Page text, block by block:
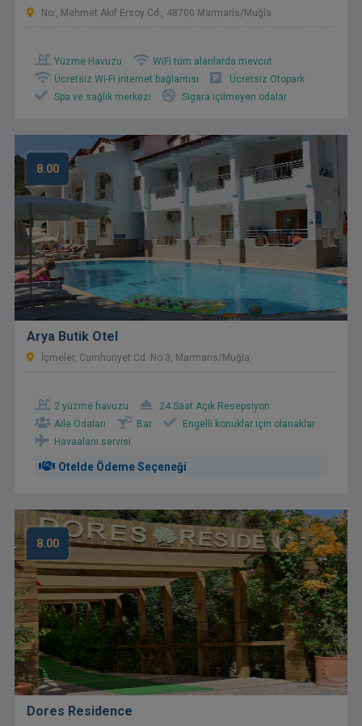
No:, Mehmet Akif Ersoy Cd., 48700 Marmaris/Muğla
Yüzme Havuzu
WiFi tüm alanlarda mevcut
Ücretsiz Wi-Fi internet bağlantısı
Ücretsiz Otopark
Spa ve sağlık merkezi
Sigara içilmeyen odalar
8.00
Arya Butik Otel
İçmeler, Cumhuriyet Cd. No:3, Marmaris/Muğla
2 yüzme havuzu
24 Saat Açık Resepsiyon
Aile Odaları
Bar
Engelli konuklar için olanaklar
Havaalanı servisi
Otelde Ödeme Seçeneği
8.00
Dores Residence